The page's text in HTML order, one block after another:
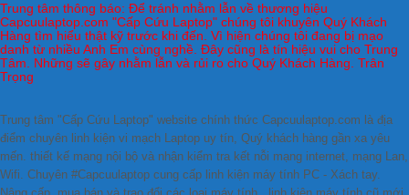
Trung tâm thông báo: Để tránh nhằm lẫn về thương hiệu
Capcuulaptop.com "Cấp Cứu Laptop" chúng tôi khuyên Quý Khách
Hàng tìm hiểu thật kỹ trước khi đến. Vì hiện chúng tôi đang bị mạo
danh từ nhiều Anh Em cùng nghề. Đây cũng là tín hiệu vui cho Trung
Tâm. Những sẽ gây nhằm lẫn và rủi ro cho Quý Khách Hàng. Trân
Trọng
Trung tâm "Cấp Cứu Laptop" website chính thức Capcuulaptop.com là địa
điểm chuyên linh kiện vi mạch Laptop uy tín, Quý khách hàng gần xa yêu
mến. thiết kế mạng nội bộ và nhận kiểm tra kết nỗi mạng internet, mạng Lan,
Wifi. Chuyên #Capcuulaptop cung cấp linh kiện máy tính PC - Xách tay.